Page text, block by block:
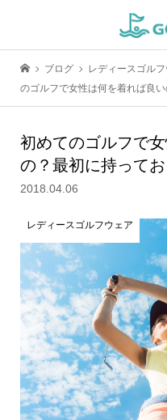
ブログ レディースゴル
のゴルフで女性は何を着れば良
初めてのゴルフで
の？最初に持って
2018.04.06
レディースゴルフウェア